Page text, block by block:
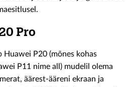
Pro
Huawei P20 (mõnes kohas
P11 nime all) mudelil olema
äärest-ääreni ekraan ja